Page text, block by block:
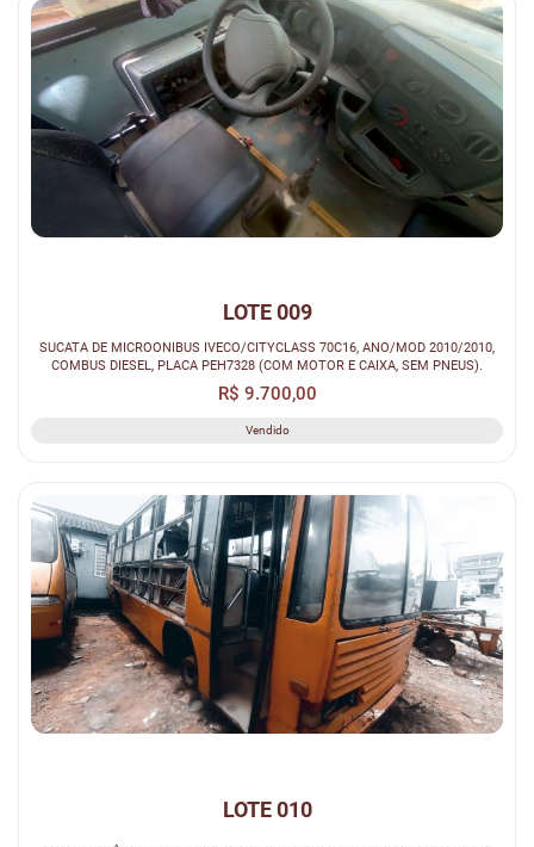
LOTE 009
SUCATA DE MICROONIBUS IVECO/CITYCLASS 70C16, ANO/MOD 2010/2010,
COMBUS DIESEL, PLACA PEH7328 (COM MOTOR E CAIXA, SEM PNEUS).
R$ 9.700,00
Vendido
LOTE 010